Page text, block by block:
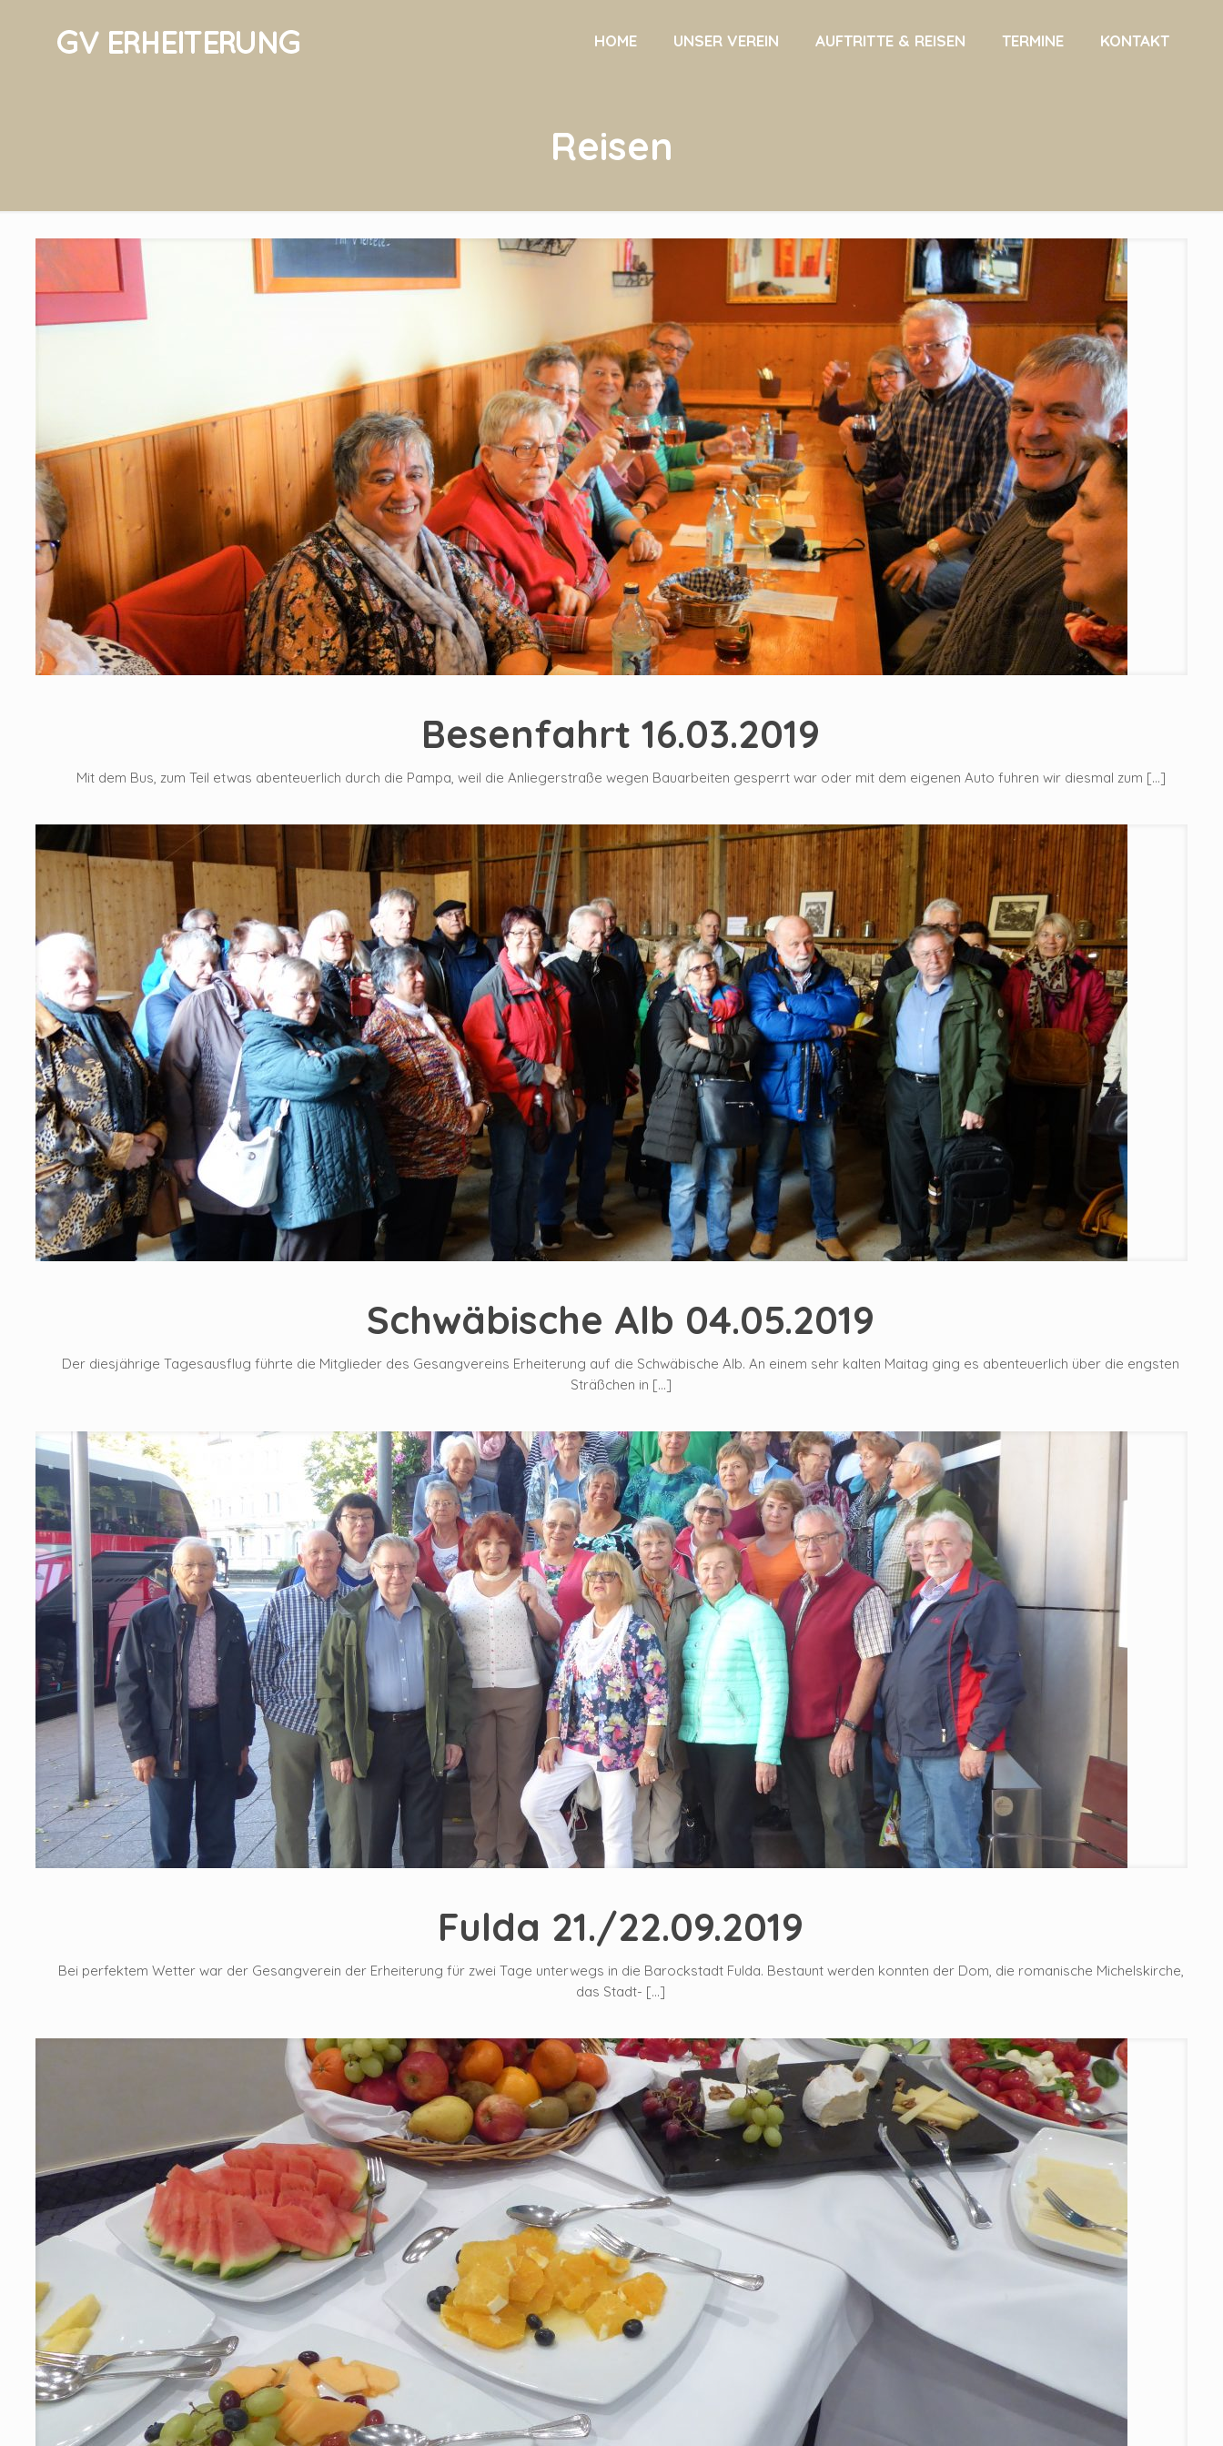
HOME UNSER VEREIN AUFTRITTE & REISEN TERMINE KONTAKT
Reisen
Besenfahrt 16.03.2019
Mit dem Bus, zum Teil etwas abenteuerlich durch die Pampa, weil die Anliegerstraße wegen Bauarbeiten gesperrt war oder mit dem eigenen Auto fuhren wir diesmal zum […]
Schwäbische Alb 04.05.2019
Der diesjährige Tagesausflug führte die Mitglieder des Gesangvereins Erheiterung auf die Schwäbische Alb. An einem sehr kalten Maitag ging es abenteuerlich über die engsten
Sträßchen in […]
Fulda 21./22.09.2019
Bei perfektem Wetter war der Gesangverein der Erheiterung für zwei Tage unterwegs in die Barockstadt Fulda. Bestaunt werden konnten der Dom, die romanische Michelskirche,
das Stadt- […]